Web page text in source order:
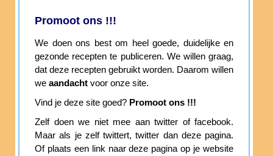
Promoot ons !!!
We doen ons best om heel goede, duidelijke en
gezonde recepten te publiceren. We willen graag,
dat deze recepten gebruikt worden. Daarom willen
we aandacht voor onze site.
Vind je deze site goed? Promoot ons !!!
Zelf doen we niet mee aan twitter of facebook.
Maar als je zelf twittert, twitter dan deze pagina.
Of plaats een link naar deze pagina op je website